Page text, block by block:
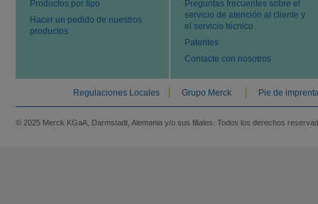
Productos por tipo
Hacer un pedido de nuestros
productos
Preguntas frecuentes sobre el
servicio de atención al cliente y
el servicio técnico
Patentes
Contacte con nosotros
Regulaciones Locales Grupo Merck Pie de
© 2025 Merck KGaA, Darmstadt, Alemania y/o sus filiales. Todos los derechos